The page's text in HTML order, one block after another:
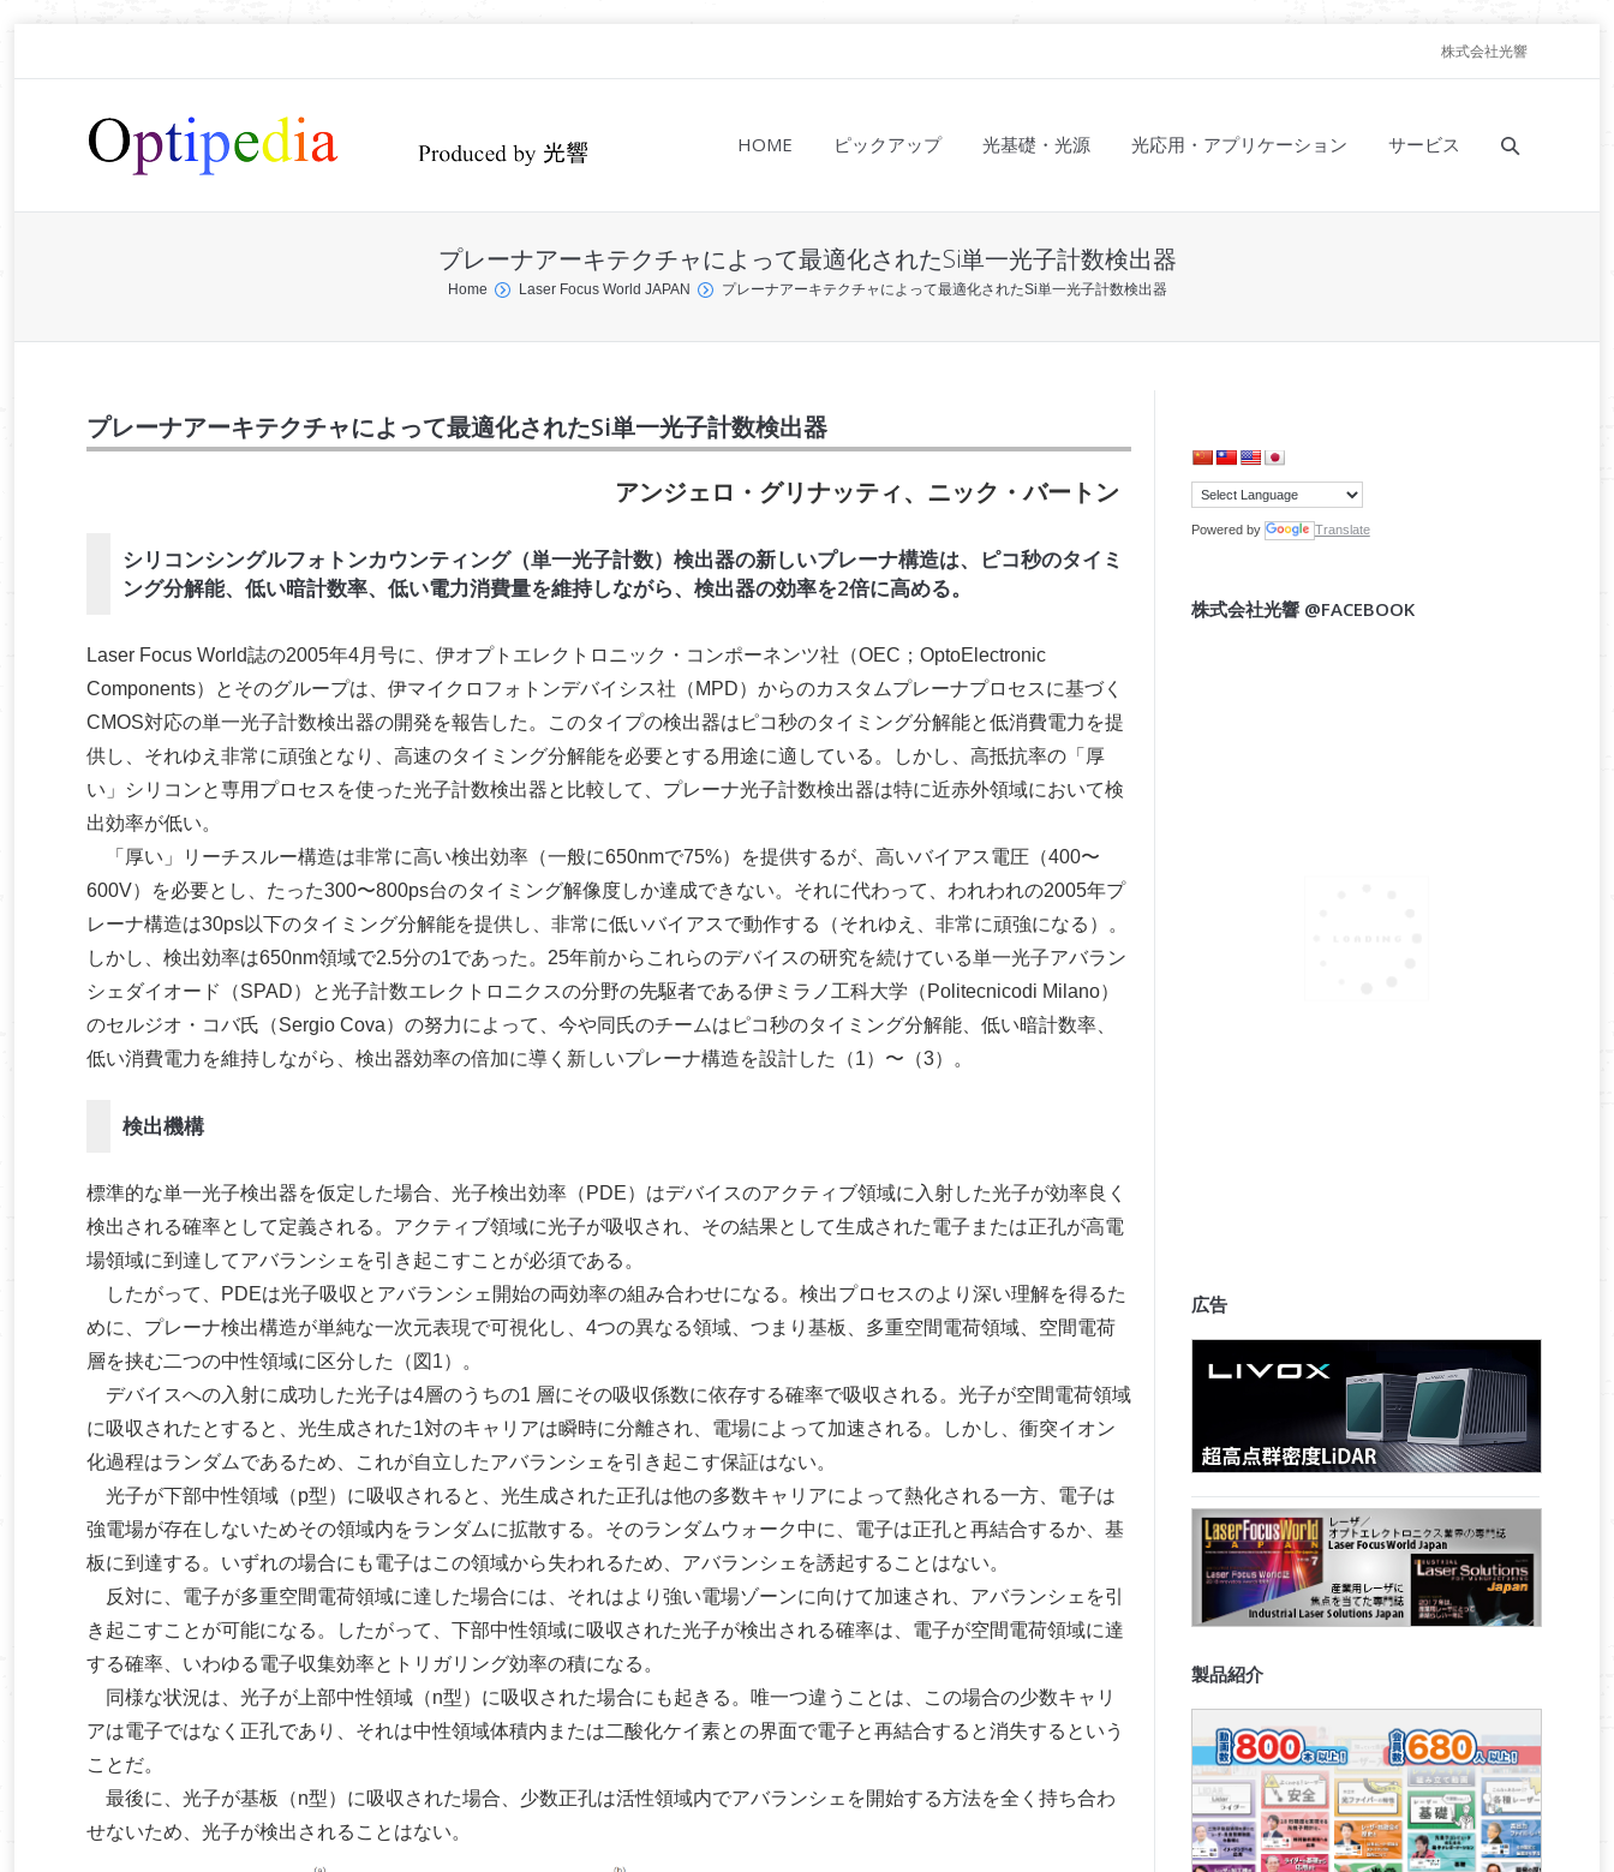
株式会社光響
HOME ピックアップ 光基礎・光源 光応用・アプリケーション サービス
プレーナアーキテクチャによって最適化されたSi単一光子計数検出器
Home Laser Focus World JAPAN プレーナアーキテクチャによって最適化されたSi単一光子計数検出器
プレーナアーキテクチャによって最適化されたSi単一光子計数検出器
アンジェロ・グリナッティ、ニック・バートン
シリコンシングルフォトンカウンティング（単一光子計数）検出器の新しいプレーナ構造は、ピコ秒のタイミ
ング分解能、低い暗計数率、低い電力消費量を維持しながら、検出器の効率を2倍に高める。
Laser Focus World誌の2005年4月号に、伊オプトエレクトロニック・コンポーネンツ社（OEC；OptoElectronic
Components）とそのグループは、伊マイクロフォトンデバイシス社（MPD）からのカスタムプレーナプロセスに基づく
CMOS対応の単一光子計数検出器の開発を報告した。このタイプの検出器はピコ秒のタイミング分解能と低消費電力を提
供し、それゆえ非常に頑強となり、高速のタイミング分解能を必要とする用途に適している。しかし、高抵抗率の「厚
い」シリコンと専用プロセスを使った光子計数検出器と比較して、プレーナ光子計数検出器は特に近赤外領域において検
出効率が低い。
「厚い」リーチスルー構造は非常に高い検出効率（一般に650nmで75%）を提供するが、高いバイアス電圧（400〜
600V）を必要とし、たった300〜800ps台のタイミング解像度しか達成できない。それに代わって、われわれの2005年プ
レーナ構造は30ps以下のタイミング分解能を提供し、非常に低いバイアスで動作する（それゆえ、非常に頑強になる）。
しかし、検出効率は650nm領域で2.5分の1であった。25年前からこれらのデバイスの研究を続けている単一光子アバラン
シェダイオード（SPAD）と光子計数エレクトロニクスの分野の先駆者である伊ミラノ工科大学（Politecnicodi Milano）
のセルジオ・コバ氏（Sergio Cova）の努力によって、今や同氏のチームはピコ秒のタイミング分解能、低い暗計数率、
低い消費電力を維持しながら、検出器効率の倍加に導く新しいプレーナ構造を設計した（1）〜（3）。
検出機構
標準的な単一光子検出器を仮定した場合、光子検出効率（PDE）はデバイスのアクティブ領域に入射した光子が効率良く
検出される確率として定義される。アクティブ領域に光子が吸収され、その結果として生成された電子または正孔が高電
場領域に到達してアバランシェを引き起こすことが必須である。
したがって、PDEは光子吸収とアバランシェ開始の両効率の組み合わせになる。検出プロセスのより深い理解を得るた
めに、プレーナ検出構造が単純な一次元表現で可視化し、4つの異なる領域、つまり基板、多重空間電荷領域、空間電荷
層を挟む二つの中性領域に区分した（図1）。
デバイスへの入射に成功した光子は4層のうちの1 層にその吸収係数に依存する確率で吸収される。光子が空間電荷領域
に吸収されたとすると、光生成された1対のキャリアは瞬時に分離され、電場によって加速される。しかし、衝突イオン
化過程はランダムであるため、これが自立したアバランシェを引き起こす保証はない。
光子が下部中性領域（p型）に吸収されると、光生成された正孔は他の多数キャリアによって熱化される一方、電子は
強電場が存在しないためその領域内をランダムに拡散する。そのランダムウォーク中に、電子は正孔と再結合するか、基
板に到達する。いずれの場合にも電子はこの領域から失われるため、アバランシェを誘起することはない。
反対に、電子が多重空間電荷領域に達した場合には、それはより強い電場ゾーンに向けて加速され、アバランシェを引
き起こすことが可能になる。したがって、下部中性領域に吸収された光子が検出される確率は、電子が空間電荷領域に達
する確率、いわゆる電子収集効率とトリガリング効率の積になる。
同様な状況は、光子が上部中性領域（n型）に吸収された場合にも起きる。唯一つ違うことは、この場合の少数キャリ
アは電子ではなく正孔であり、それは中性領域体積内または二酸化ケイ素との界面で電子と再結合すると消失するという
ことだ。
最後に、光子が基板（n型）に吸収された場合、少数正孔は活性領域内でアバランシェを開始する方法を全く持ち合わ
せないため、光子が検出されることはない。
Powered by Translate
株式会社光響 @FACEBOOK
広告
製品紹介